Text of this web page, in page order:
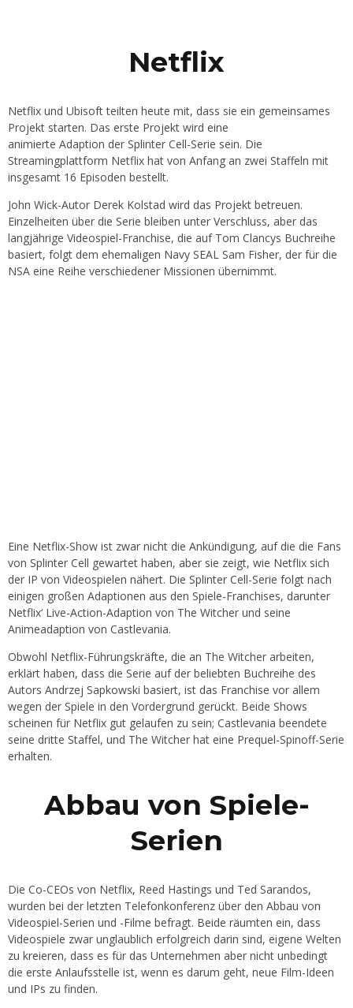
Netflix
Netflix und Ubisoft teilten heute mit, dass sie ein gemeinsames
Projekt starten. Das erste Projekt wird eine
animierte Adaption der Splinter Cell-Serie sein. Die
Streamingplattform Netflix hat von Anfang an zwei Staffeln mit
insgesamt 16 Episoden bestellt.
John Wick-Autor Derek Kolstad wird das Projekt betreuen.
Einzelheiten über die Serie bleiben unter Verschluss, aber das
langjährige Videospiel-Franchise, die auf Tom Clancys Buchreihe
basiert, folgt dem ehemaligen Navy SEAL Sam Fisher, der für die
NSA eine Reihe verschiedener Missionen übernimmt.
Eine Netflix-Show ist zwar nicht die Ankündigung, auf die die Fans
von Splinter Cell gewartet haben, aber sie zeigt, wie Netflix sich
der IP von Videospielen nähert. Die Splinter Cell-Serie folgt nach
einigen großen Adaptionen aus den Spiele-Franchises, darunter
Netflix‘ Live-Action-Adaption von The Witcher und seine
Animeadaption von Castlevania.
Obwohl Netflix-Führungskräfte, die an The Witcher arbeiten,
erklärt haben, dass die Serie auf der beliebten Buchreihe des
Autors Andrzej Sapkowski basiert, ist das Franchise vor allem
wegen der Spiele in den Vordergrund gerückt. Beide Shows
scheinen für Netflix gut gelaufen zu sein; Castlevania beendete
seine dritte Staffel, und The Witcher hat eine Prequel-Spinoff-Serie
erhalten.
Abbau von Spiele-
Serien
Die Co-CEOs von Netflix, Reed Hastings und Ted Sarandos,
wurden bei der letzten Telefonkonferenz über den Abbau von
Videospiel-Serien und -Filme befragt. Beide räumten ein, dass
Videospiele zwar unglaublich erfolgreich darin sind, eigene Welten
zu kreieren, dass es für das Unternehmen aber nicht unbedingt
die erste Anlaufsstelle ist, wenn es darum geht, neue Film-Ideen
und IPs zu finden.